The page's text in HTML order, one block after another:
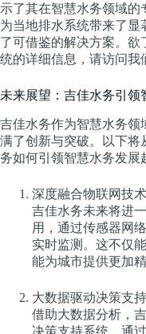
示了其在智慧水务领域的
为当地排水系统带来了
了可借鉴的解决方案。欲
统的详细信息，请访问我
未来展望：吉佳水务引领
吉佳水务作为智慧水务领
满了创新与突破。以下将
务如何引领智慧水务发展
深度融合物联网技术
吉佳水务未来将进
用，通过传感器网
实时监测。这不仅
能为城市提供更加
大数据驱动决策支持
借助大数据分析，
决策支持系统。通